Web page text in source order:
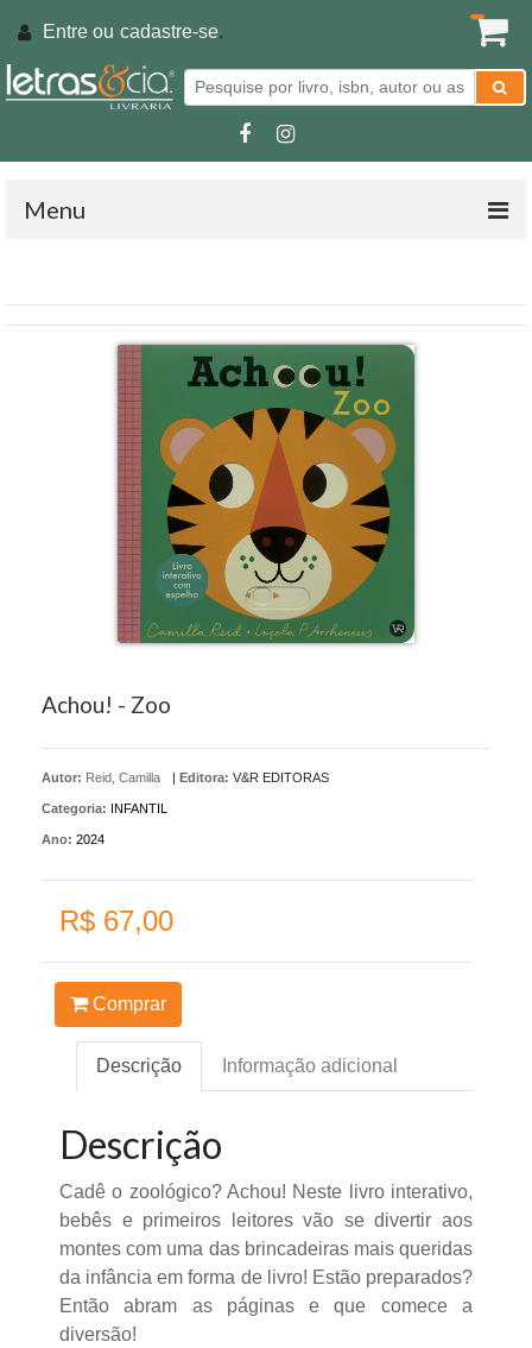
Entre ou cadastre-se.
Menu
Achou! - Zoo
Autor: Reid, Camilla Editora: V&R EDITORAS
Categoria: INFANTIL
Ano: 2024
R$ 67,00
Comprar
Descrição Informação adicional
Descrição
Cadê o zoológico? Achou! Neste livro interativo,
bebês e primeiros leitores vão se divertir aos
montes com uma das brincadeiras mais queridas
da infância em forma de livro! Estão preparados?
Então abram as páginas e que comece a
diversão!